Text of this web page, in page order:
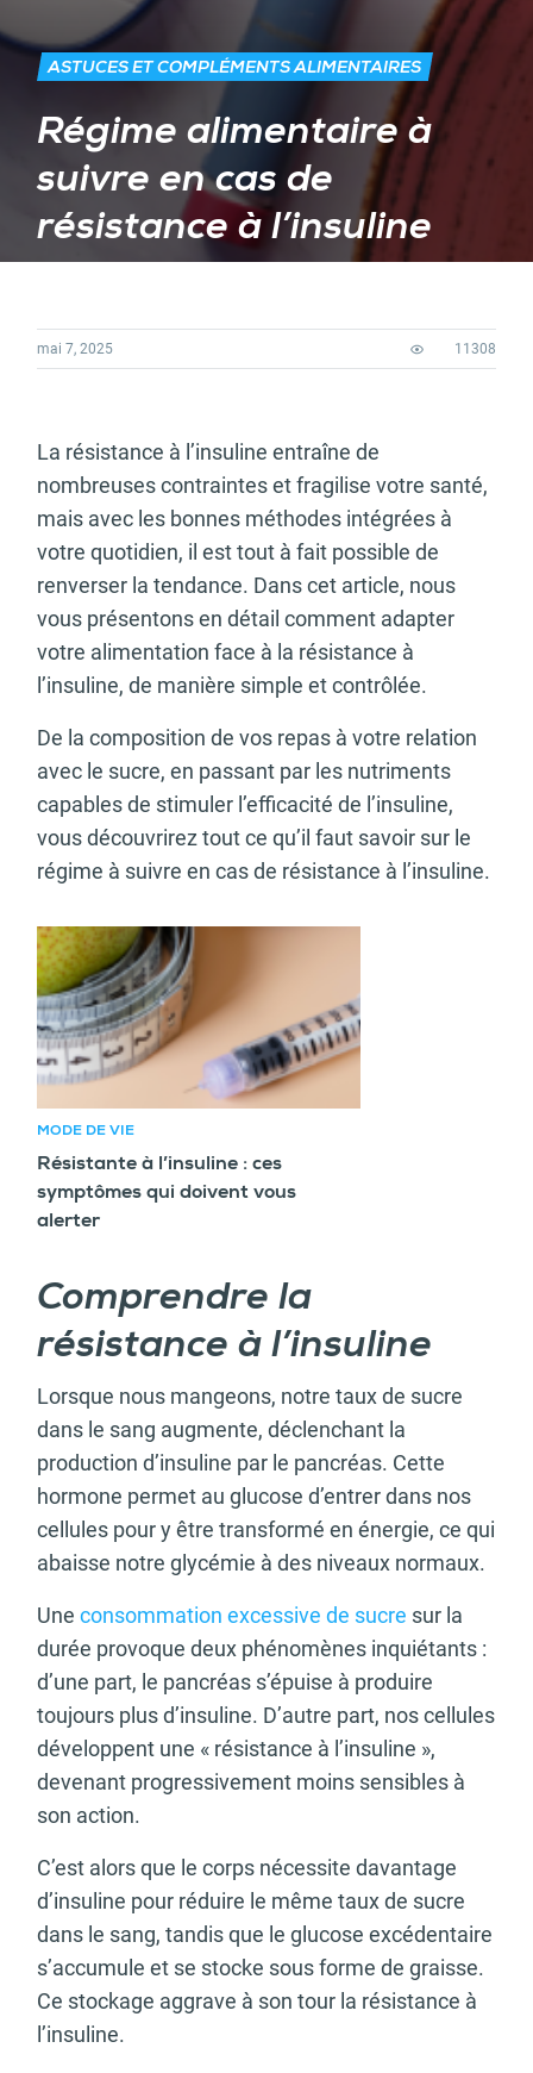
ASTUCES ET COMPLÉMENTS ALIMENTAIRES
Régime alimentaire à
suivre en cas de
résistance à l’insuline
mai 7, 2025 11308
La résistance à l’insuline entraîne de
nombreuses contraintes et fragilise votre santé,
mais avec les bonnes méthodes intégrées à
votre quotidien, il est tout à fait possible de
renverser la tendance. Dans cet article, nous
vous présentons en détail comment adapter
votre alimentation face à la résistance à
l’insuline, de manière simple et contrôlée.
De la composition de vos repas à votre relation
avec le sucre, en passant par les nutriments
capables de stimuler l’efficacité de l’insuline,
vous découvrirez tout ce qu’il faut savoir sur le
régime à suivre en cas de résistance à l’insuline.
Article recommandé
MODE DE VIE
Résistante à l’insuline : ces
symptômes qui doivent vous
alerter
Comprendre la
résistance à l’insuline
Lorsque nous mangeons, notre taux de sucre
dans le sang augmente, déclenchant la
production d’insuline par le pancréas. Cette
hormone permet au glucose d’entrer dans nos
cellules pour y être transformé en énergie, ce qui
abaisse notre glycémie à des niveaux normaux.
Une consommation excessive de sucre sur la
durée provoque deux phénomènes inquiétants :
d’une part, le pancréas s’épuise à produire
toujours plus d’insuline. D’autre part, nos cellules
développent une « résistance à l’insuline »,
devenant progressivement moins sensibles à
son action.
C’est alors que le corps nécessite davantage
d’insuline pour réduire le même taux de sucre
dans le sang, tandis que le glucose excédentaire
s’accumule et se stocke sous forme de graisse.
Ce stockage aggrave à son tour la résistance à
l’insuline.